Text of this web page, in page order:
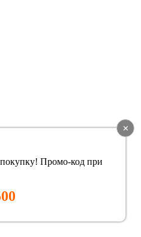
✕
Промо-код при